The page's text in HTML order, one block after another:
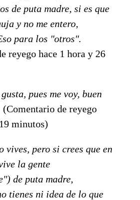
de puta madre, si es que
y no me entero,
para los "otros".
reyego hace 1 hora y 26
pues me voy, buen
(Comentario de reyego
minutos)
vives, pero si crees que en
la gente
de puta madre,
tienes ni idea de lo que